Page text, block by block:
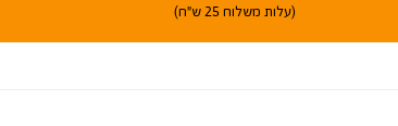
(עלות משלוח 25 ש"ח)